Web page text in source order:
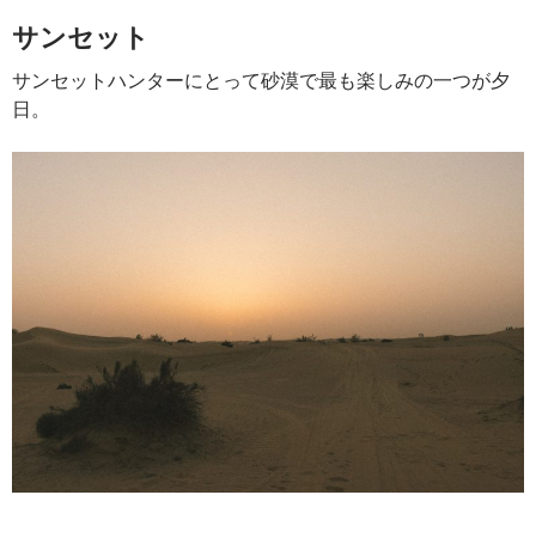
サンセット
サンセットハンターにとって砂漠で最も楽しみの一つが夕
日。